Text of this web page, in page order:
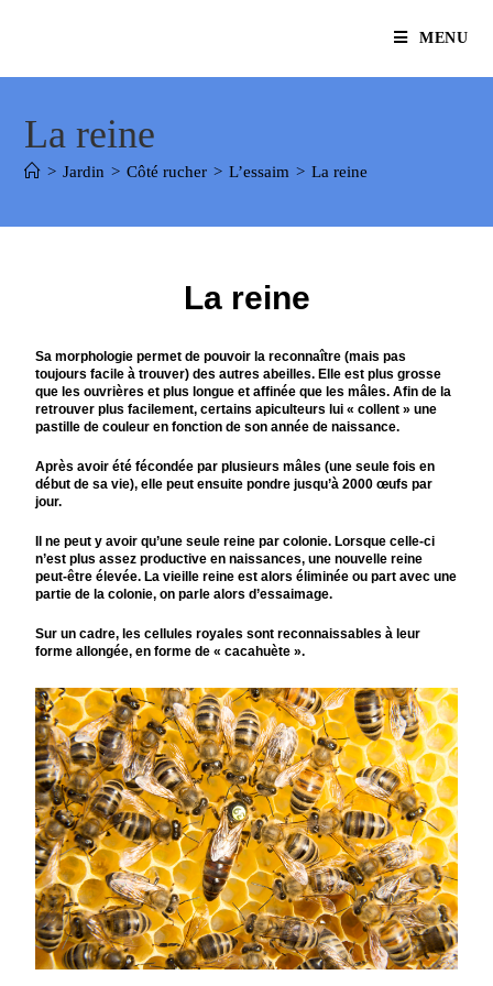
MENU
La reine
> Jardin > Côté rucher > L’essaim > La reine
La reine
Sa morphologie permet de pouvoir la reconnaître (mais pas
toujours facile à trouver) des autres abeilles. Elle est plus grosse
que les ouvrières et plus longue et affinée que les mâles. Afin de la
retrouver plus facilement, certains apiculteurs lui « collent » une
pastille de couleur en fonction de son année de naissance.
Après avoir été fécondée par plusieurs mâles (une seule fois en
début de sa vie), elle peut ensuite pondre jusqu’à 2000 œufs par
jour.
Il ne peut y avoir qu’une seule reine par colonie. Lorsque celle-ci
n’est plus assez productive en naissances, une nouvelle reine
peut-être élevée. La vieille reine est alors éliminée ou part avec une
partie de la colonie, on parle alors d’essaimage.
Sur un cadre, les cellules royales sont reconnaissables à leur
forme allongée, en forme de « cacahuète ».